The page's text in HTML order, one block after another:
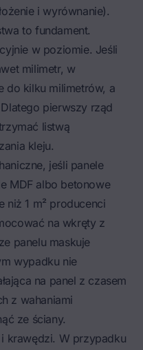
i wyrównanie).
to fundament.
w poziomie. Jeśli
milimetr, w
do kilku milimetrów, a
pierwszy rząd
listwą
kleju.
jeśli panele
MDF albo betonowe
niż 1 m² producenci
na wkręty z
panelu maskuje
wypadku nie
na panel z czasem
z wahaniami
ze ściany.
krawędzi. W przypadku